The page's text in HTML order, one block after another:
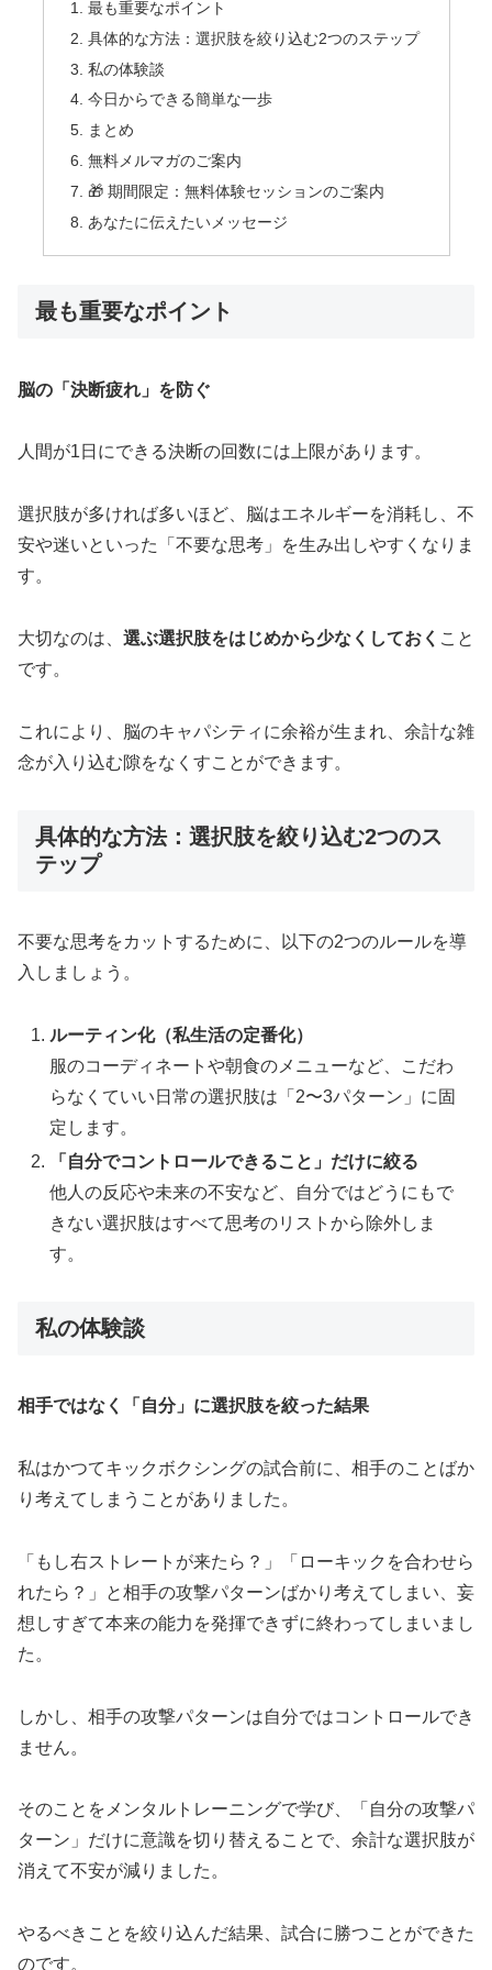
最も重要なポイント
具体的な方法：選択肢を絞り込む2つのステップ
私の体験談
今日からできる簡単な一歩
まとめ
無料メルマガのご案内
🎁 期間限定：無料体験セッションのご案内
あなたに伝えたいメッセージ
最も重要なポイント
脳の「決断疲れ」を防ぐ
人間が1日にできる決断の回数には上限があります。
選択肢が多ければ多いほど、脳はエネルギーを消耗し、不
安や迷いといった「不要な思考」を生み出しやすくなりま
す。
大切なのは、 選ぶ選択肢をはじめから少なくしておく こと
です。
これにより、脳のキャパシティに余裕が生まれ、余計な雑
念が入り込む隙をなくすことができます。
具体的な方法：選択肢を絞り込む2つのス
テップ
不要な思考をカットするために、以下の2つのルールを導
入しましょう。
ルーティン化（私生活の定番化）
服のコーディネートや朝食のメニューなど、こだわ
らなくていい日常の選択肢は「2〜3パターン」に固
定します。
「自分でコントロールできること」だけに絞る
他人の反応や未来の不安など、自分ではどうにもで
きない選択肢はすべて思考のリストから除外しま
す。
私の体験談
相手ではなく「自分」に選択肢を絞った結果
私はかつてキックボクシングの試合前に、相手のことばか
り考えてしまうことがありました。
「もし右ストレートが来たら？」「ローキックを合わせら
れたら？」と相手の攻撃パターンばかり考えてしまい、妄
想しすぎて本来の能力を発揮できずに終わってしまいまし
た。
しかし、相手の攻撃パターンは自分ではコントロールでき
ません。
そのことをメンタルトレーニングで学び、「自分の攻撃パ
ターン」だけに意識を切り替えることで、余計な選択肢が
消えて不安が減りました。
やるべきことを絞り込んだ結果、試合に勝つことができた
のです。